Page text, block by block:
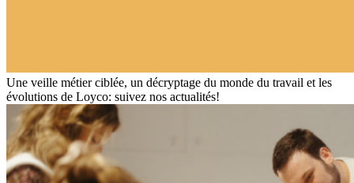
Une veille métier ciblée, un décryptage du monde du travail et les
évolutions de Loyco: suivez nos actualités!